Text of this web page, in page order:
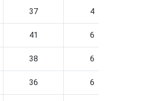
37 4
41 6
38 6
36 6